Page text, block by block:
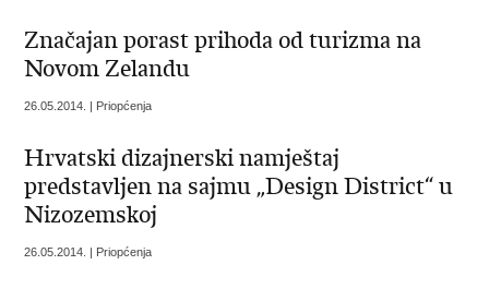
Značajan porast prihoda od turizma na
Novom Zelandu
26.05.2014. | Priopćenja
Hrvatski dizajnerski namještaj
predstavljen na sajmu „Design District“ u
Nizozemskoj
26.05.2014. | Priopćenja